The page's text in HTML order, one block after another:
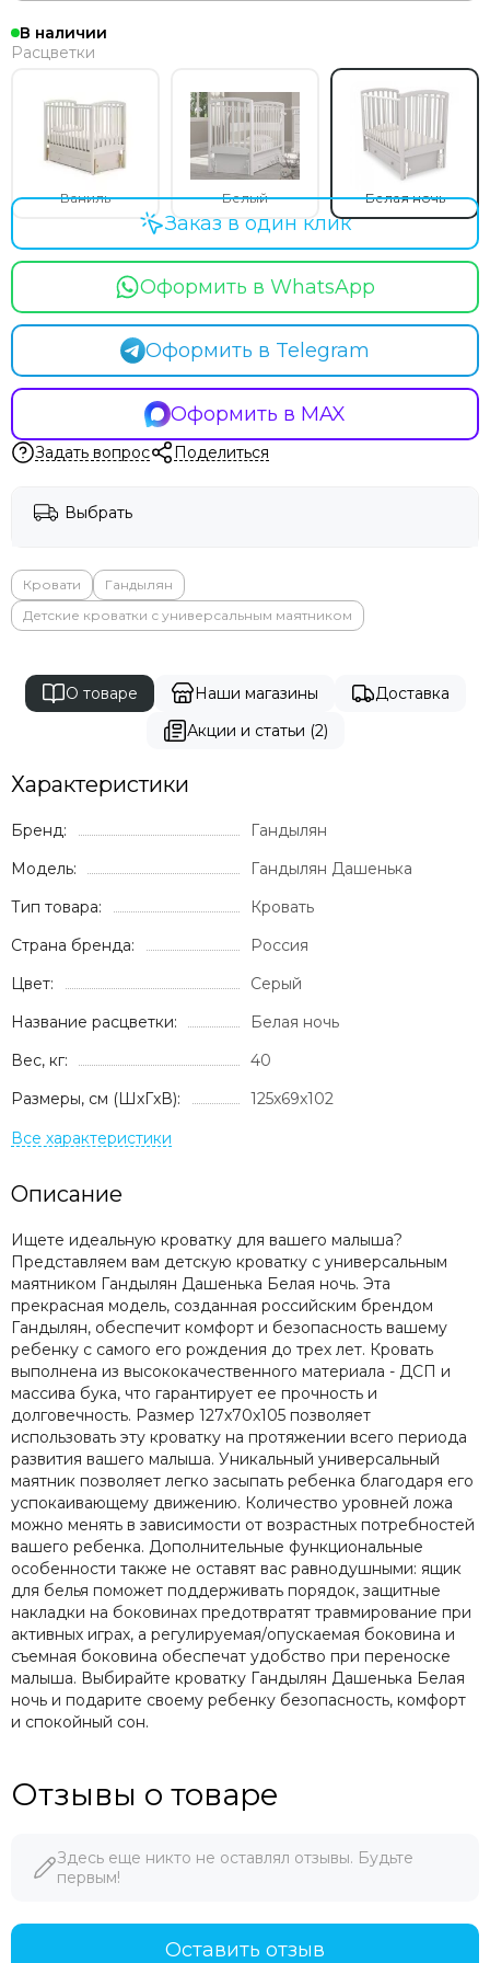
В наличии
Расцветки
Ваниль Белый Белая ночь
Оформить в WhatsApp
Оформить в Telegram
Оформить в MAX
Заказ в один клик
Задать вопрос Поделиться
Выбрать
Кровати
Гандылян
Детские кроватки с универсальным маятником
О товаре Наши магазины
Доставка
Акции и статьи (2)
Характеристики
Бренд:
Гандылян
Модель:
Гандылян Дашенька
Тип товара:
Кровать
Страна бренда:
Россия
Цвет:
Серый
Название расцветки:
Белая ночь
Вес, кг:
40
Размеры, см (ШxГxВ):
125x69x102
Описание
Ищете идеальную кроватку для вашего малыша?
Представляем вам детскую кроватку с универсальным
маятником Гандылян Дашенька Белая ночь. Эта
прекрасная модель, созданная российским брендом
Гандылян, обеспечит комфорт и безопасность вашему
ребенку с самого его рождения до трех лет. Кровать
выполнена из высококачественного материала - ДСП и
массива бука, что гарантирует ее прочность и
долговечность. Размер 127x70x105 позволяет
использовать эту кроватку на протяжении всего периода
развития вашего малыша. Уникальный универсальный
маятник позволяет легко засыпать ребенка благодаря его
успокаивающему движению. Количество уровней ложа
можно менять в зависимости от возрастных потребностей
вашего ребенка. Дополнительные функциональные
особенности также не оставят вас равнодушными: ящик
для белья поможет поддерживать порядок, защитные
накладки на боковинах предотвратят травмирование при
активных играх, а регулируемая/опускаемая боковина и
съемная боковина обеспечат удобство при переноске
малыша. Выбирайте кроватку Гандылян Дашенька Белая
ночь и подарите своему ребенку безопасность, комфорт
и спокойный сон.
Отзывы о товаре
Здесь еще никто не оставлял отзывы. Будьте
первым!
Оставить отзыв